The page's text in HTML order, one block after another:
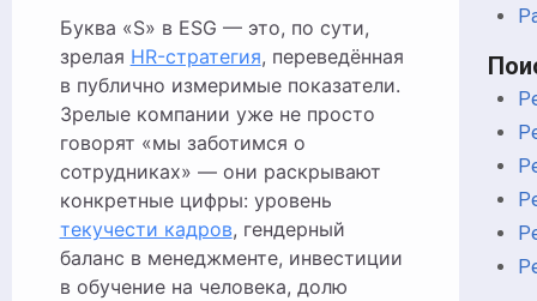
Буква «S» в ESG — это, по сути,
зрелая HR-стратегия, переведённая
в публично измеримые показатели.
Зрелые компании уже не просто
говорят «мы заботимся о
сотрудниках» — они раскрывают
конкретные цифры: уровень
текучести кадров, гендерный
баланс в менеджменте, инвестиции
в обучение на человека, долю